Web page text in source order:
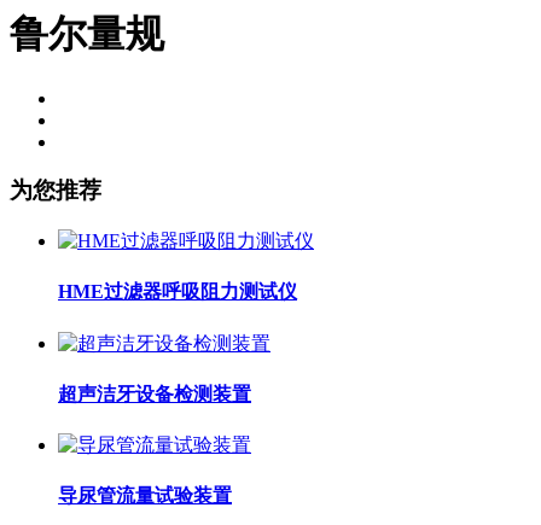
鲁尔量规
为您推荐
HME过滤器呼吸阻力测试仪
超声洁牙设备检测装置
导尿管流量试验装置